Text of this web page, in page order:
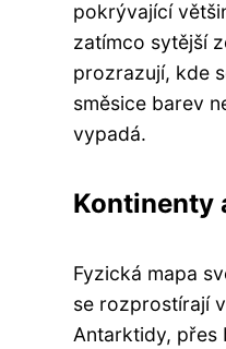
pokrývající
zatímco sytější
prozrazují, kde
směsice barev
vypadá.
Kontinenty
Fyzická mapa
se rozprostírají
Antarktidy, přes